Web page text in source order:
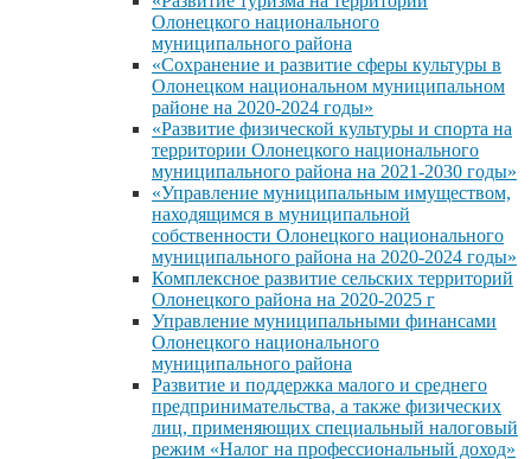
Олонецкого национального
муниципального района
«Сохранение и развитие сферы культуры в
Олонецком национальном муниципальном
районе на 2020-2024 годы»
«Развитие физической культуры и спорта на
территории Олонецкого национального
муниципального района на 2021-2030 годы»
«Управление муниципальным имуществом,
находящимся в муниципальной
собственности Олонецкого национального
муниципального района на 2020-2024 годы»
Комплексное развитие сельских территорий
Олонецкого района на 2020-2025 г
Управление муниципальными финансами
Олонецкого национального
муниципального района
Развитие и поддержка малого и среднего
предпринимательства, а также физических
лиц, применяющих специальный налоговый
режим «Налог на профессиональный доход»